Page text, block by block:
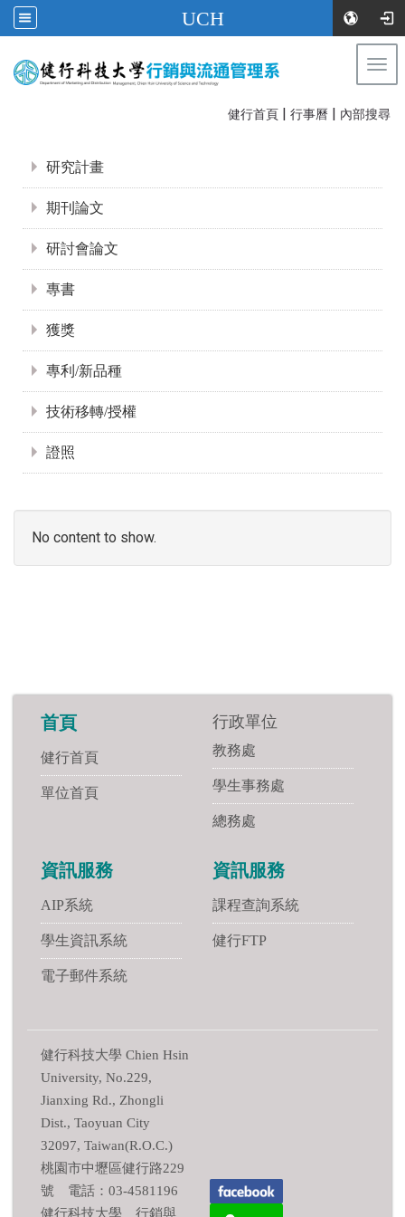
UCH
健行首頁 | 行事曆 | 內部搜尋
研究計畫
期刊論文
研討會論文
專書
獲獎
專利/新品種
技術移轉/授權
證照
No content to show.
首頁
健行首頁
單位首頁
行政單位
教務處
學生事務處
總務處
資訊服務
AIP系統
學生資訊系統
電子郵件系統
資訊服務
課程查詢系統
健行FTP
健行科技大學 Chien Hsin
University, No.229,
Jianxing Rd., Zhongli
Dist., Taoyuan City
32097, Taiwan(R.O.C.)
桃園市中壢區健行路229
號 電話：03-4581196
健行科技大學 行銷與